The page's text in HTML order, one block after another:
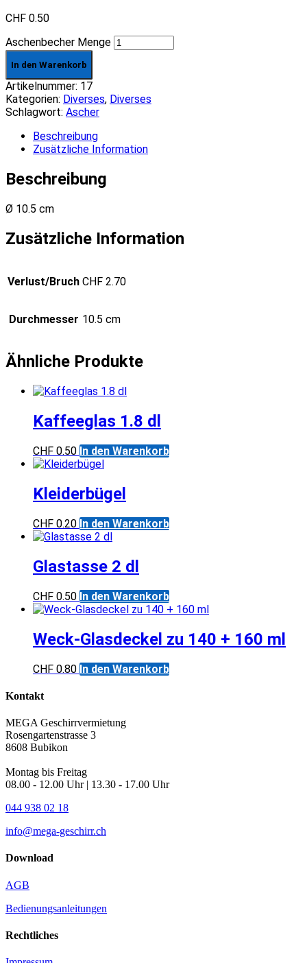
CHF 0.50
Aschenbecher Menge
In den Warenkorb
Artikelnummer: 17
Kategorien: Diverses, Diverses
Schlagwort: Ascher
Beschreibung
Zusätzliche Information
Beschreibung
Ø 10.5 cm
Zusätzliche Information
Verlust/Bruch CHF 2.70
Durchmesser 10.5 cm
Ähnliche Produkte
Kaffeeglas 1.8 dl
CHF 0.50 In den Warenkorb
Kleiderbügel
CHF 0.20 In den Warenkorb
Glastasse 2 dl
CHF 0.50 In den Warenkorb
Weck-Glasdeckel zu 140 + 160 ml
CHF 0.80 In den Warenkorb
Kontakt
MEGA Geschirrvermietung
Rosengartenstrasse 3
8608 Bubikon
Montag bis Freitag
08.00 - 12.00 Uhr | 13.30 - 17.00 Uhr
044 938 02 18
info@mega-geschirr.ch
Download
AGB
Bedienungsanleitungen
Rechtliches